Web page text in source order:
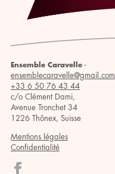
Ensemble Caravelle-
ensemblecaravelle@gmail.com
+33 6 50 76 43 44
c/o Clément Dami,
Avenue Tronchet 34
1226 Thônex, Suisse
Mentions légales
Confidentialité